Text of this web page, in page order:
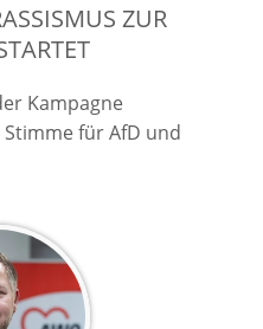
ZUR
Kampagne
für AfD und